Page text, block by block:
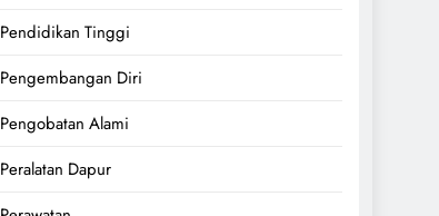
Pendidikan Tinggi
Pengembangan Diri
Pengobatan Alami
Peralatan Dapur